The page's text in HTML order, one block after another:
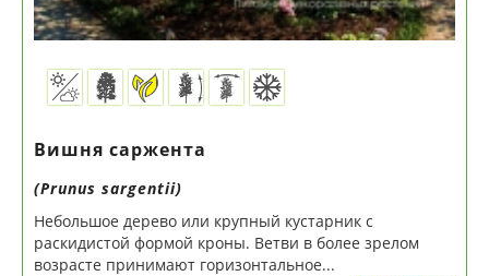
Вишня саржента
(Prunus sargentii)
Небольшое дерево или крупный кустарник с
раскидистой формой кроны. Ветви в более зрелом
возрасте принимают горизонтальное...